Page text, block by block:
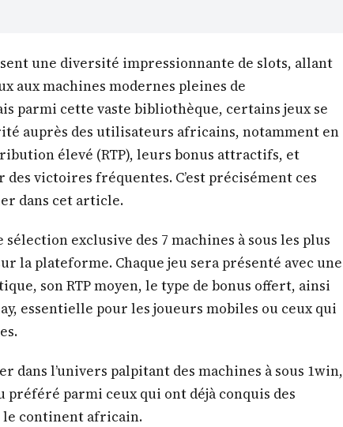
une diversité impressionnante de slots, allant
aux machines modernes pleines de
parmi cette vaste bibliothèque, certains jeux se
auprès des utilisateurs africains, notamment en
élevé (RTP), leurs bonus attractifs, et
victoires fréquentes. C’est précisément ces
dans cet article.
exclusive des 7 machines à sous les plus
la plateforme. Chaque jeu sera présenté avec une
son RTP moyen, le type de bonus offert, ainsi
essentielle pour les joueurs mobiles ou ceux qui
dans l’univers palpitant des machines à sous 1win,
parmi ceux qui ont déjà conquis des
continent africain.